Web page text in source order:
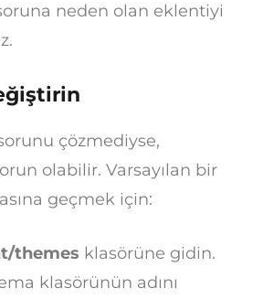
neden olan eklentiyi
çözmediyse,
olabilir. Varsayılan bir
geçmek için:
themes klasörüne gidin.
klasörünün adını